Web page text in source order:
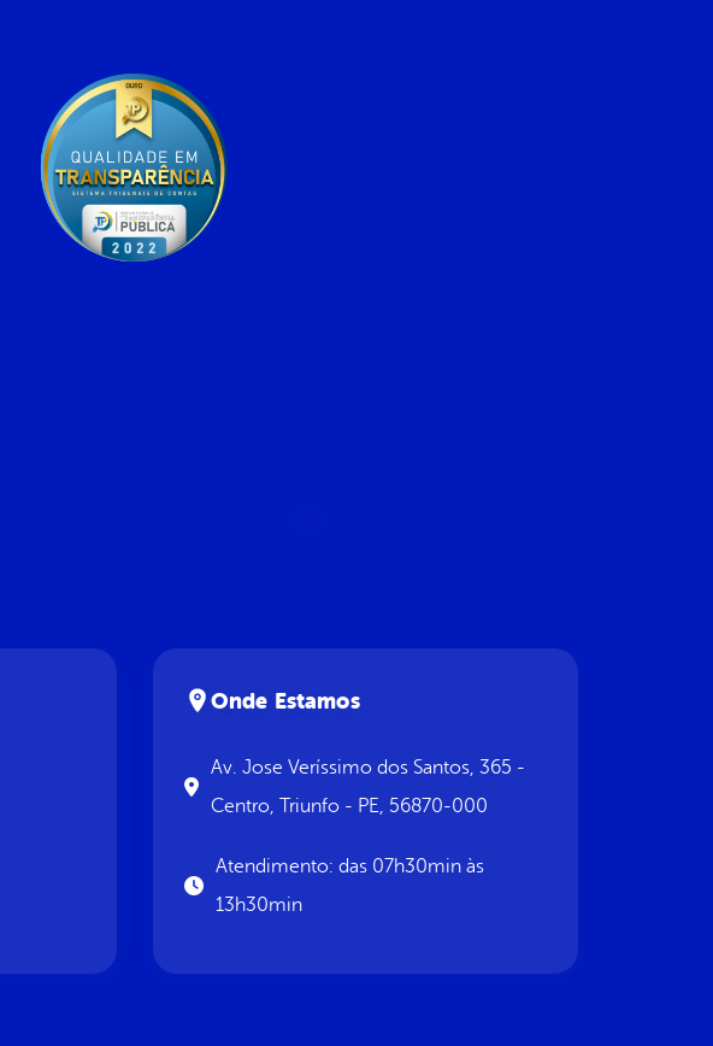
Onde Estamos
Av. Jose Veríssimo dos Santos, 365 -
Centro, Triunfo - PE, 56870-000
Atendimento: das 07h30min às
13h30min